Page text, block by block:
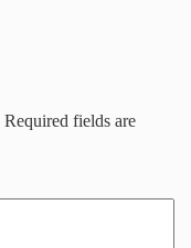
Required fields are